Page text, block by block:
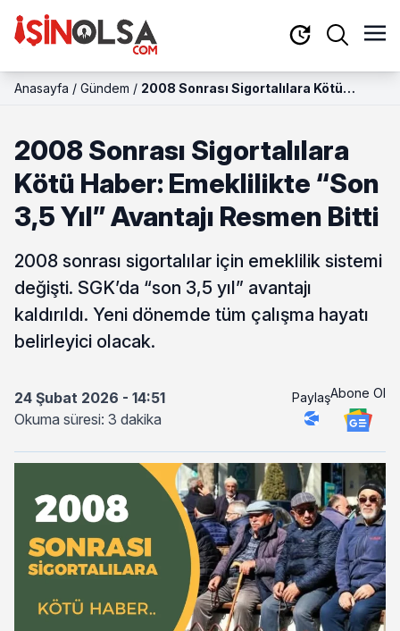
Anasayfa / Gündem / 2008 Sonrası Sigortalılara Kötü
2008 Sonrası Sigortalılara
Kötü Haber: Emeklilikte “Son
3,5 Yıl” Avantajı Resmen Bitti
2008 sonrası sigortalılar için emeklilik sistemi
değişti. SGK’da “son 3,5 yıl” avantajı
kaldırıldı. Yeni dönemde tüm çalışma hayatı
belirleyici olacak.
24 Şubat 2026 - 14:51
Okuma süresi: 3 dakika
PaylaşAbone Ol